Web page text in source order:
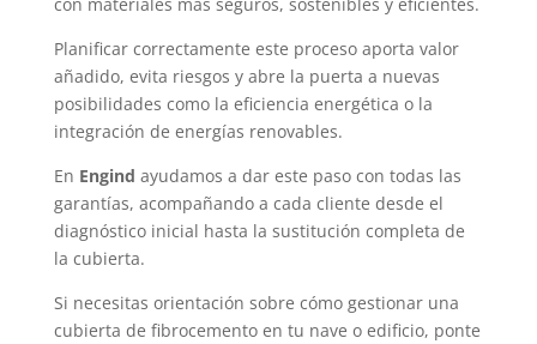
Planificar correctamente este proceso aporta valor
añadido, evita riesgos y abre la puerta a nuevas
posibilidades como la eficiencia energética o la
integración de energías renovables.
En Engind ayudamos a dar este paso con todas las
garantías, acompañando a cada cliente desde el
diagnóstico inicial hasta la sustitución completa de
la cubierta.
Si necesitas orientación sobre cómo gestionar una
cubierta de fibrocemento en tu nave o edificio, ponte